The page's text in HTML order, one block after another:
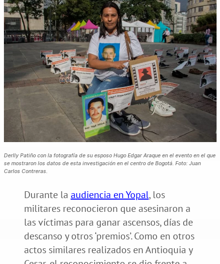
Derlly Patiño con la fotografía de su esposo Hugo Edgar Araque en el evento en el que
se mostraron los datos de esta investigación en el centro de Bogotá. Foto: Juan
Carlos Contreras.
Durante la audiencia en Yopal, los
militares reconocieron que asesinaron a
las víctimas para ganar ascensos, días de
descanso y otros ‘premios’. Como en otros
actos similares realizados en Antioquia y